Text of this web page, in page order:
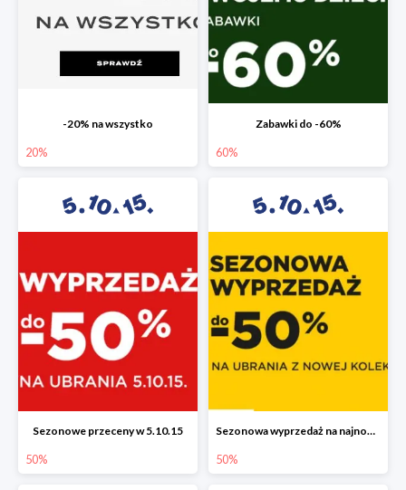
-20% na wszystko
20%
Zabawki do -60%
60%
Sezonowe przeceny w 5.10.15
50%
Sezonowa wyprzedaż na najnowszą kolekcję do -50%
50%